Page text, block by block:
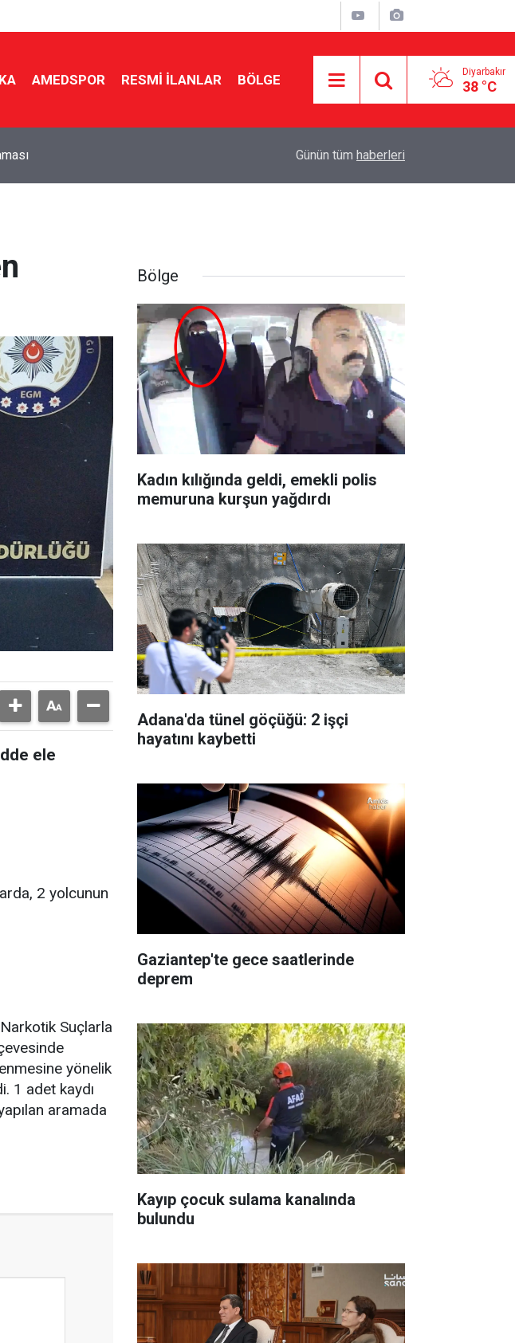
AMEDSPOR RESMI İLANLAR BÖLGE Diyarbakır
38 °C
destek Diyarbakır'da şüphelinin üzerinden 560 sentetik
Günün tüm haberleri
ele
2 yolcunun
Suçlarla
yönelik
1 adet kaydı
aramada
Bölge
Kadın kılığında geldi, emekli polis
memuruna kurşun yağdırdı
Adana'da tünel göçüğü: 2 işçi
hayatını kaybetti
Gaziantep'te gece saatlerinde
deprem
Kayıp çocuk sulama kanalında
bulundu